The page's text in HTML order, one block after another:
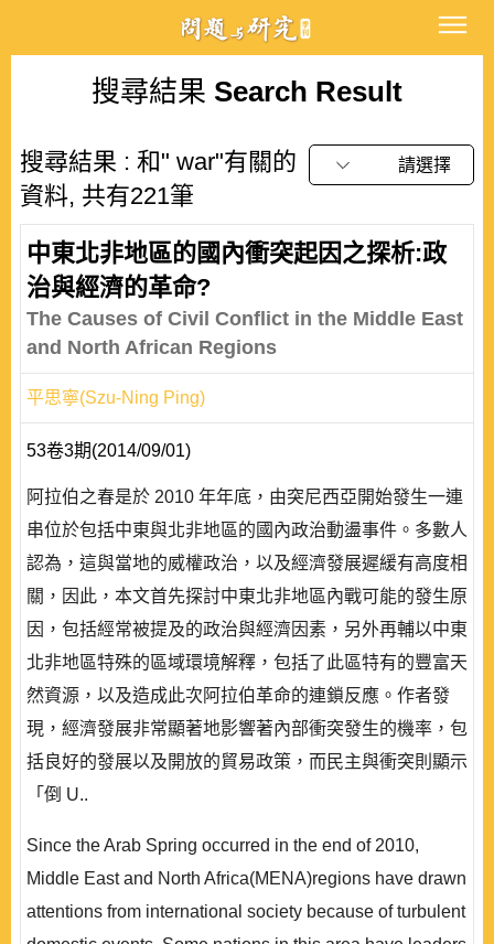
搜尋結果 Search Result
搜尋結果 : 和" war"有關的
資料, 共有221筆
請選擇
中東北非地區的國內衝突起因之探析:政
治與經濟的革命?
The Causes of Civil Conflict in the Middle East
and North African Regions
平思寧(Szu-Ning Ping)
53卷3期(2014/09/01)
阿拉伯之春是於 2010 年年底，由突尼西亞開始發生一連
串位於包括中東與北非地區的國內政治動盪事件。多數人
認為，這與當地的威權政治，以及經濟發展遲緩有高度相
關，因此，本文首先探討中東北非地區內戰可能的發生原
因，包括經常被提及的政治與經濟因素，另外再輔以中東
北非地區特殊的區域環境解釋，包括了此區特有的豐富天
然資源，以及造成此次阿拉伯革命的連鎖反應。作者發
現，經濟發展非常顯著地影響著內部衝突發生的機率，包
括良好的發展以及開放的貿易政策，而民主與衝突則顯示
「倒 U..
Since the Arab Spring occurred in the end of 2010,
Middle East and North Africa(MENA)regions have drawn
attentions from international society because of turbulent